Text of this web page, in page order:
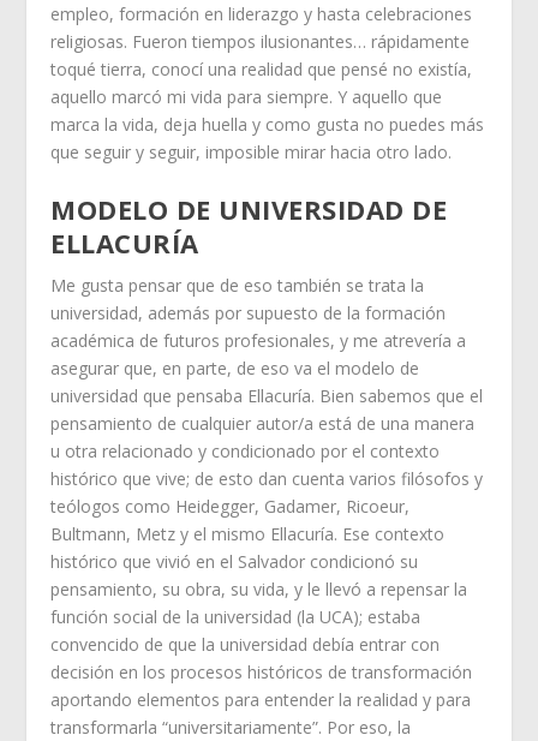
empleo, formación en liderazgo y hasta celebraciones
religiosas. Fueron tiempos ilusionantes… rápidamente
toqué tierra, conocí una realidad que pensé no existía,
aquello marcó mi vida para siempre. Y aquello que
marca la vida, deja huella y como gusta no puedes más
que seguir y seguir, imposible mirar hacia otro lado.
MODELO DE UNIVERSIDAD DE
ELLACURÍA
Me gusta pensar que de eso también se trata la
universidad, además por supuesto de la formación
académica de futuros profesionales, y me atrevería a
asegurar que, en parte, de eso va el modelo de
universidad que pensaba Ellacuría. Bien sabemos que el
pensamiento de cualquier autor/a está de una manera
u otra relacionado y condicionado por el contexto
histórico que vive; de esto dan cuenta varios filósofos y
teólogos como Heidegger, Gadamer, Ricoeur,
Bultmann, Metz y el mismo Ellacuría. Ese contexto
histórico que vivió en el Salvador condicionó su
pensamiento, su obra, su vida, y le llevó a repensar la
función social de la universidad (la UCA); estaba
convencido de que la universidad debía entrar con
decisión en los procesos históricos de transformación
aportando elementos para entender la realidad y para
transformarla “universitariamente”. Por eso, la